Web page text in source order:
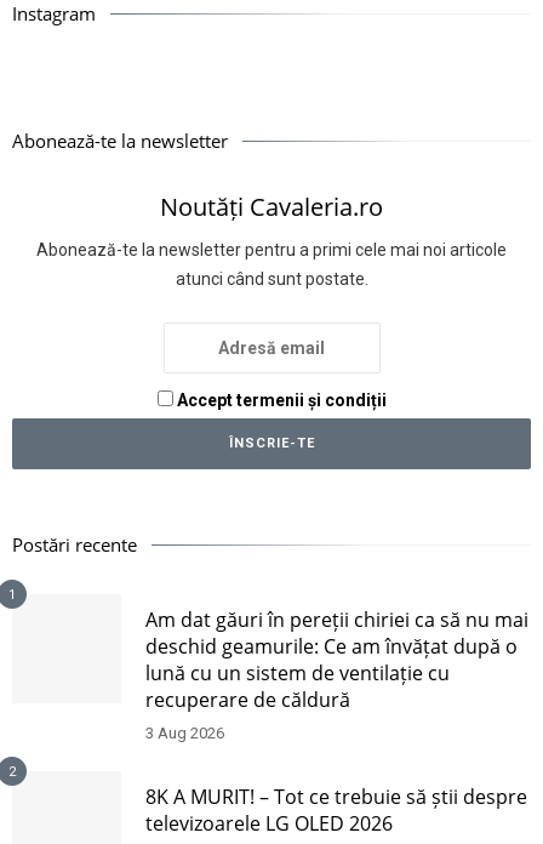
Instagram
Abonează-te la newsletter
Noutăți Cavaleria.ro
Abonează-te la newsletter pentru a primi cele mai noi articole
atunci când sunt postate.
Accept termenii și condiții
Postări recente
1
Am dat găuri în pereții chiriei ca să nu mai
deschid geamurile: Ce am învățat după o
lună cu un sistem de ventilație cu
recuperare de căldură
3 Aug 2026
2
8K A MURIT! – Tot ce trebuie să știi despre
televizoarele LG OLED 2026